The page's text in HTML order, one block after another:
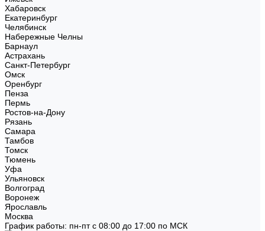
Хабаровск
Екатеринбург
Челябинск
Набережные Челны
Барнаул
Астрахань
Санкт-Петербург
Омск
Оренбург
Пенза
Пермь
Ростов-на-Дону
Рязань
Самара
Тамбов
Томск
Тюмень
Уфа
Ульяновск
Волгоград
Воронеж
Ярославль
Москва
График работы: пн-пт с 08:00 до 17:00 по МСК